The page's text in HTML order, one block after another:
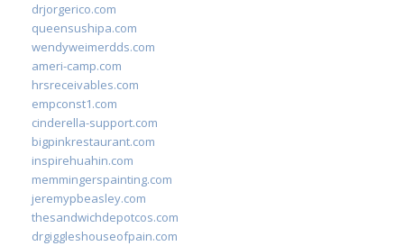
drjorgerico.com
queensushipa.com
wendyweimerdds.com
ameri-camp.com
hrsreceivables.com
empconst1.com
cinderella-support.com
bigpinkrestaurant.com
inspirehuahin.com
memmingerspainting.com
jeremypbeasley.com
thesandwichdepotcos.com
drgiggleshouseofpain.com